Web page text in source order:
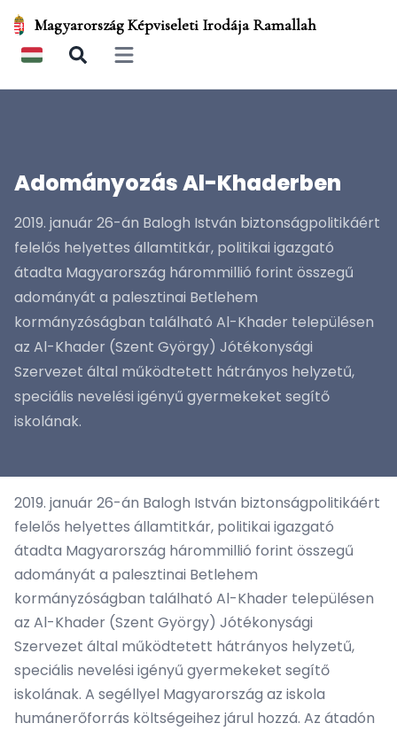
Magyarország Képviseleti Irodája Ramallah
Open main menu
Adományozás Al-Khaderben
2019. január 26-án Balogh István biztonságpolitikáért
felelős helyettes államtitkár, politikai igazgató
átadta Magyarország hárommillió forint összegű
adományát a palesztinai Betlehem
kormányzóságban található Al-Khader településen
az Al-Khader (Szent György) Jótékonysági
Szervezet által működtetett hátrányos helyzetű,
speciális nevelési igényű gyermekeket segítő
iskolának.
2019. január 26-án Balogh István biztonságpolitikáért
felelős helyettes államtitkár, politikai igazgató
átadta Magyarország hárommillió forint összegű
adományát a palesztinai Betlehem
kormányzóságban található Al-Khader településen
az Al-Khader (Szent György) Jótékonysági
Szervezet által működtetett hátrányos helyzetű,
speciális nevelési igényű gyermekeket segítő
iskolának. A segéllyel Magyarország az iskola
humánerőforrás költségeihez járul hozzá. Az átadón